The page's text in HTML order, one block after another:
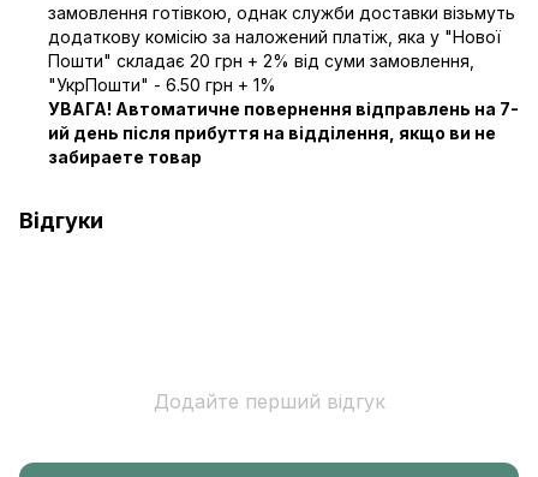
замовлення готівкою, однак служби доставки візьмуть
додаткову комісію за наложений платіж, яка у "Нової
Пошти" складає 20 грн + 2% від суми замовлення,
"УкрПошти" - 6.50 грн + 1%
УВАГА! Автоматичне повернення відправлень на 7-
ий день після прибуття на відділення, якщо ви не
забираете товар
Відгуки
Додайте перший відгук